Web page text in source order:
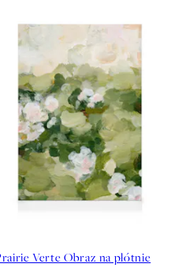
Verte Obraz na płótnie